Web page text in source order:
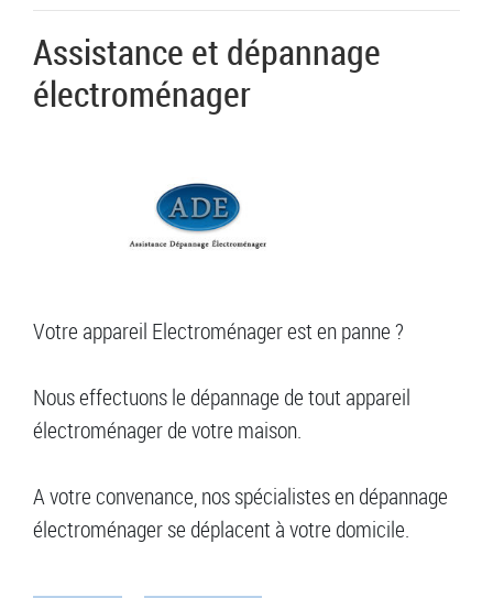
Assistance et dépannage
électroménager
Votre appareil Electroménager est en panne ?
Nous effectuons le dépannage de tout appareil
électroménager de votre maison.
A votre convenance, nos spécialistes en dépannage
électroménager se déplacent à votre domicile.